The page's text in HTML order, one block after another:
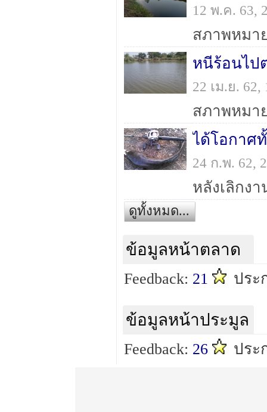
12 พ.ค. 63,
หนีร้อนไป
22 เม.ย.
สภาพหมา
ได้โอกาศ
24 ก.พ. 62,
ดูทั้งหมด...
ข้อมูลหน้าตลาด
Feedback: 21 ประ
ข้อมูลหน้าประมูล
Feedback: 26 ประ